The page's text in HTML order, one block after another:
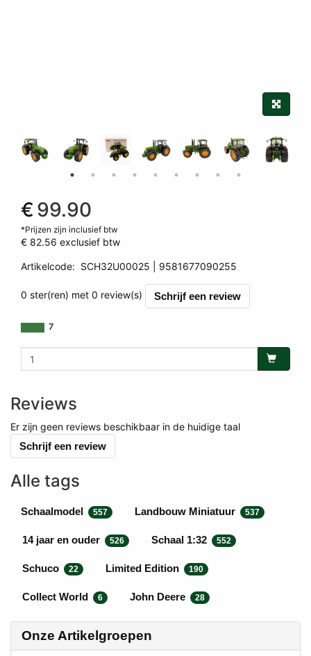
Onze Artikelgroepen
€ 99.90
*Prijzen zijn inclusief btw
€ 82.56 exclusief btw
Artikelcode: SCH32U00025
9581677090255
0 ster(ren) met 0 review(s)
Schrijf een review
7
Reviews
Er zijn geen reviews beschikbaar in de huidige taal
Schrijf een review
Alle tags
Schaalmodel 557 Landbouw Miniatuur 537
14 jaar en ouder 526 Schaal 1:32 552
Schuco 22 Limited Edition 190
Collect World 6 John Deere 28